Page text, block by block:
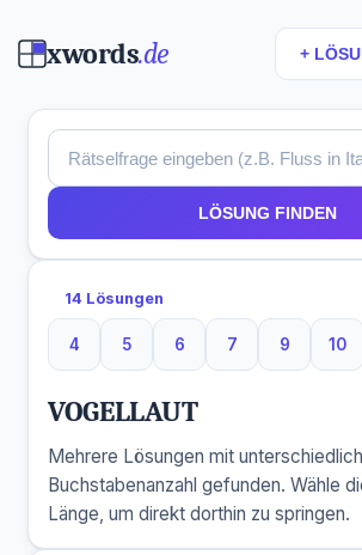
xwords.de +
LÖSUNG FINDEN
14 Lösungen
4
4 Buchstaben
5
5 Buchstaben
6
6 Buchstaben
7
7 Buchstaben
9
9
10
10
VOGELLAUT
Mehrere Lösungen mit
Buchstabenanzahl gefunden. Wähle
Länge, um direkt dorthin zu springen.